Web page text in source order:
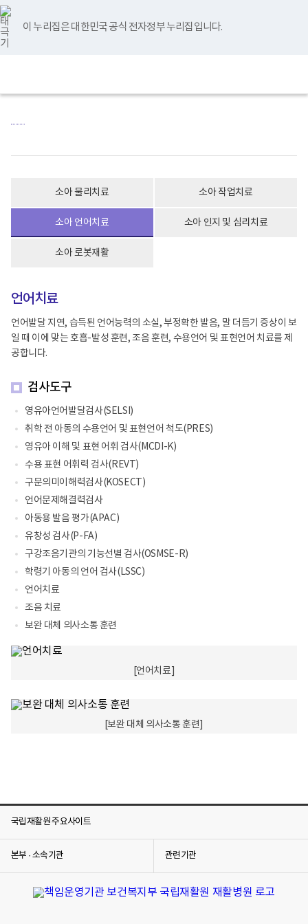
바
로
가
기
메
이 누리집은 대한민국 공식 전자정부 누리집입니다.
너
비
767px
이
하
영
검
메
홈
본
문
시
작
소아 물리치료 소아 작업치료
소아 언어치료 소아 인지 및 심리치료
소아 로봇재활
언어치료
언어발달 지연, 습득된 언어능력의 소실, 부정확한 발음, 말 더듬기 증상이 보
일 때 이에 맞는 호흡-발성 훈련, 조음 훈련, 수용언어 및 표현언어 치료를 제
공합니다.
검사도구
영유아언어발달검사(SELSI)
취학 전 아동의 수용언어 및 표현언어 척도(PRES)
영유아 이해 및 표현 어휘 검사(MCDI-K)
수용 표현 어휘력 검사(REVT)
구문의미이해력검사(KOSECT)
언어문제해결력검사
아동용 발음 평가(APAC)
유창성 검사(P-FA)
구강조음기관의 기능선별 검사(OSMSE-R)
학령기 아동의 언어 검사(LSSC)
언어치료
조음 치료
보완 대체 의사소통 훈련
[언어치료]
[보완 대체 의사소통 훈련]
본
문
종
료
국립재활원 주요사이트
본부 · 소속기관 관련기관
유
튜
브
블
로
그
인
스
타
그
램
페
이
스
북